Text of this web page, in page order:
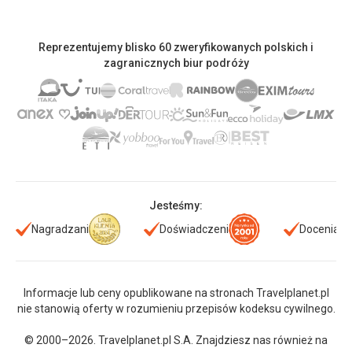
Reprezentujemy blisko 60 zweryfikowanych polskich i
zagranicznych biur podróży
Jesteśmy:
Nagradzani
Doświadczeni Doceniani
Informacje lub ceny opublikowane na stronach Travelplanet.pl
nie stanowią oferty w rozumieniu przepisów kodeksu cywilnego.
© 2000–2026. Travelplanet.pl S.A. Znajdziesz nas również na